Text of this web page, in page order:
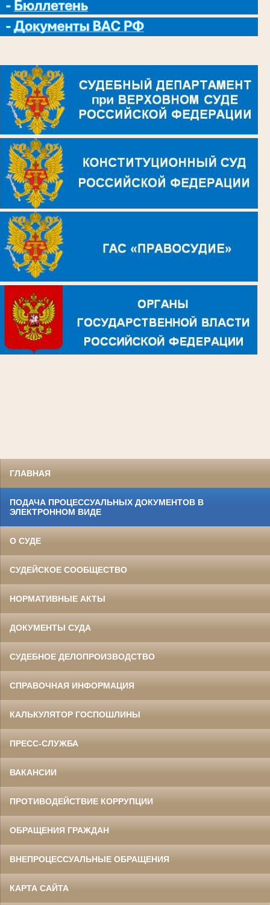
ГЛАВНАЯ
ПОДАЧА ПРОЦЕССУАЛЬНЫХ ДОКУМЕНТОВ В
ЭЛЕКТРОННОМ ВИДЕ
О СУДЕ
СУДЕЙСКОЕ СООБЩЕСТВО
НОРМАТИВНЫЕ АКТЫ
ДОКУМЕНТЫ СУДА
СУДЕБНОЕ ДЕЛОПРОИЗВОДСТВО
СПРАВОЧНАЯ ИНФОРМАЦИЯ
КАЛЬКУЛЯТОР ГОСПОШЛИНЫ
ПРЕСС-СЛУЖБА
ВАКАНСИИ
ПРОТИВОДЕЙСТВИЕ КОРРУПЦИИ
ОБРАЩЕНИЯ ГРАЖДАН
ВНЕПРОЦЕССУАЛЬНЫЕ ОБРАЩЕНИЯ
КАРТА САЙТА